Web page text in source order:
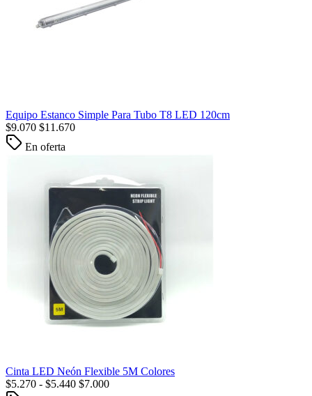
Equipo Estanco Simple Para Tubo T8 LED 120cm
$9.070 $11.670
En oferta
Cinta LED Neón Flexible 5M Colores
$5.270 - $5.440 $7.000